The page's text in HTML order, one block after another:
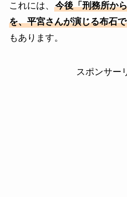
これには、 今後「刑務所か
を、平宮さんが演じる布石
もあります。
スポンサー